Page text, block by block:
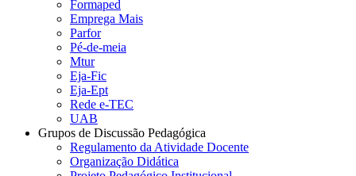
Formaped
Emprega Mais
Parfor
Pé-de-meia
Mtur
Eja-Fic
Eja-Ept
Rede e-TEC
UAB
Grupos de Discussão Pedagógica
Regulamento da Atividade Docente
Organização Didática